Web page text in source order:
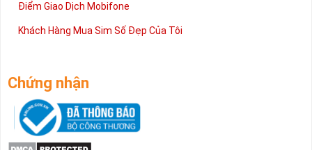
Điểm Giao Dịch Mobifone
Khách Hàng Mua Sim Số Đẹp Của Tôi
Chứng nhận